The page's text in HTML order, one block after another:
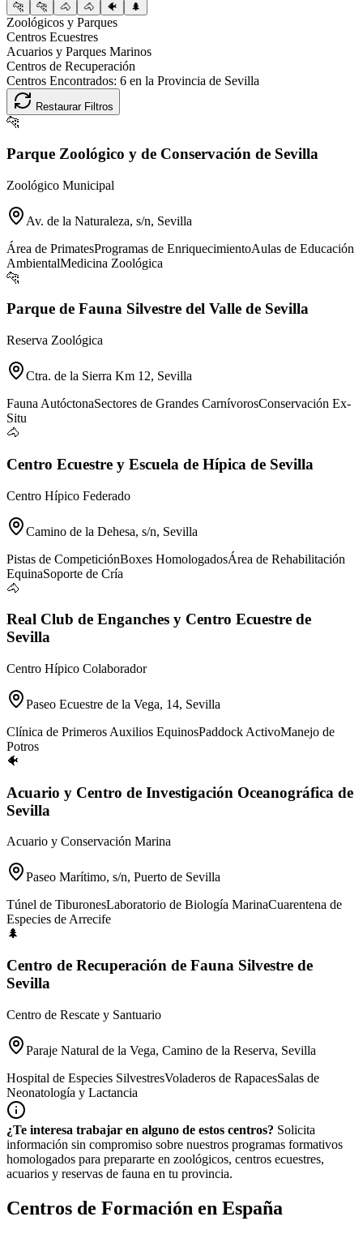
🐆 🐆 🐴 🐴 🐠 🌲
Zoológicos y Parques
Centros Ecuestres
Acuarios y Parques Marinos
Centros de Recuperación
Centros Encontrados: 6 en la Provincia de Sevilla
Restaurar Filtros
🐆
Parque Zoológico y de Conservación de Sevilla
Zoológico Municipal
Av. de la Naturaleza, s/n, Sevilla
Área de PrimatesProgramas de EnriquecimientoAulas de Educación
AmbientalMedicina Zoológica
🐆
Parque de Fauna Silvestre del Valle de Sevilla
Reserva Zoológica
Ctra. de la Sierra Km 12, Sevilla
Fauna AutóctonaSectores de Grandes CarnívorosConservación Ex-
Situ
🐴
Centro Ecuestre y Escuela de Hípica de Sevilla
Centro Hípico Federado
Camino de la Dehesa, s/n, Sevilla
Pistas de CompeticiónBoxes HomologadosÁrea de Rehabilitación
EquinaSoporte de Cría
🐴
Real Club de Enganches y Centro Ecuestre de
Sevilla
Centro Hípico Colaborador
Paseo Ecuestre de la Vega, 14, Sevilla
Clínica de Primeros Auxilios EquinosPaddock ActivoManejo de
Potros
🐠
Acuario y Centro de Investigación Oceanográfica de
Sevilla
Acuario y Conservación Marina
Paseo Marítimo, s/n, Puerto de Sevilla
Túnel de TiburonesLaboratorio de Biología MarinaCuarentena de
Especies de Arrecife
🌲
Centro de Recuperación de Fauna Silvestre de
Sevilla
Centro de Rescate y Santuario
Paraje Natural de la Vega, Camino de la Reserva, Sevilla
Hospital de Especies SilvestresVoladeros de RapacesSalas de
Neonatología y Lactancia
¿Te interesa trabajar en alguno de estos centros? Solicita
información sin compromiso sobre nuestros programas formativos
homologados para prepararte en zoológicos, centros ecuestres,
acuarios y reservas de fauna en tu provincia.
Centros de Formación en España